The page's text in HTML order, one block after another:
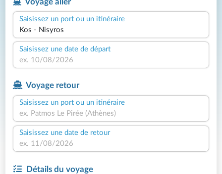
Saisissez un port ou un itinéraire
Saisissez une date de départ
Voyage retour
Saisissez un port ou un itinéraire
Saisissez une date de retour
Détails du voyage